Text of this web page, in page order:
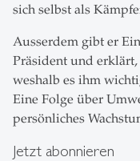
sich selbst als
Ausserdem gibt er
Präsident und
weshalb es ihm
Eine Folge über
persönliches
Jetzt abonnieren